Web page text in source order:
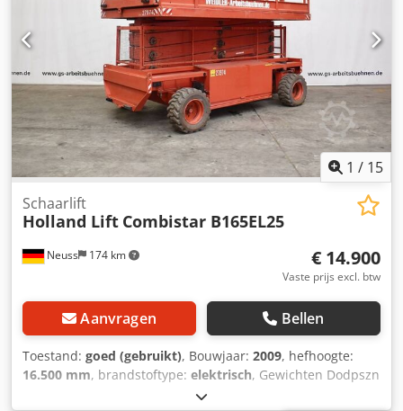
1 / 15
Neuss 174 km
Schaarlift
Holland Lift Combistar B165EL25
€ 14.900
Vaste prijs excl. btw
Aanvragen Bellen
Toestand: goed (gebruikt), Bouwjaar: 2009, hefhoogte:
16.500 mm, brandstoftype: elektrisch, Gewichten Dodpszn
Upaefx Anmowa Leeggewicht: 9.980 kg Functioneel